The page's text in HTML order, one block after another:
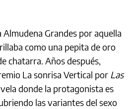
Grandes por aquella
como una pepita de oro
chatarra. Años después,
La sonrisa Vertical por Las
donde la protagonista es
las variantes del sexo